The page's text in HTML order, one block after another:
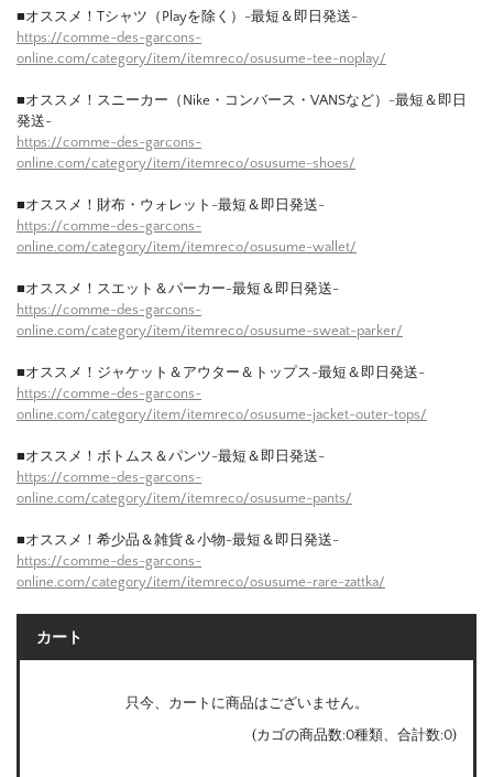
■オススメ！Tシャツ（Playを除く）-最短＆即日発送-
https://comme-des-garcons-
online.com/category/item/itemreco/osusume-tee-noplay/
■オススメ！スニーカー（Nike・コンバース・VANSなど）-最短＆即日
発送-
https://comme-des-garcons-
online.com/category/item/itemreco/osusume-shoes/
■オススメ！財布・ウォレット-最短＆即日発送-
https://comme-des-garcons-
online.com/category/item/itemreco/osusume-wallet/
■オススメ！スエット＆パーカー-最短＆即日発送-
https://comme-des-garcons-
online.com/category/item/itemreco/osusume-sweat-parker/
■オススメ！ジャケット＆アウター＆トップス-最短＆即日発送-
https://comme-des-garcons-
online.com/category/item/itemreco/osusume-jacket-outer-tops/
■オススメ！ボトムス＆パンツ-最短＆即日発送-
https://comme-des-garcons-
online.com/category/item/itemreco/osusume-pants/
■オススメ！希少品＆雑貨＆小物-最短＆即日発送-
https://comme-des-garcons-
online.com/category/item/itemreco/osusume-rare-zattka/
カート
只今、カートに商品はございません。
(カゴの商品数:0種類、合計数:0)